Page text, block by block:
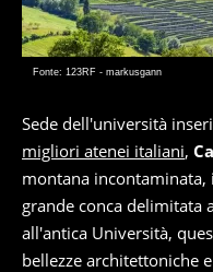
Fonte: 123RF - markusgann
Sede dell'università
migliori atenei italiani,
montana
grande conca delimitata
all'antica Università,
bellezze architettoniche